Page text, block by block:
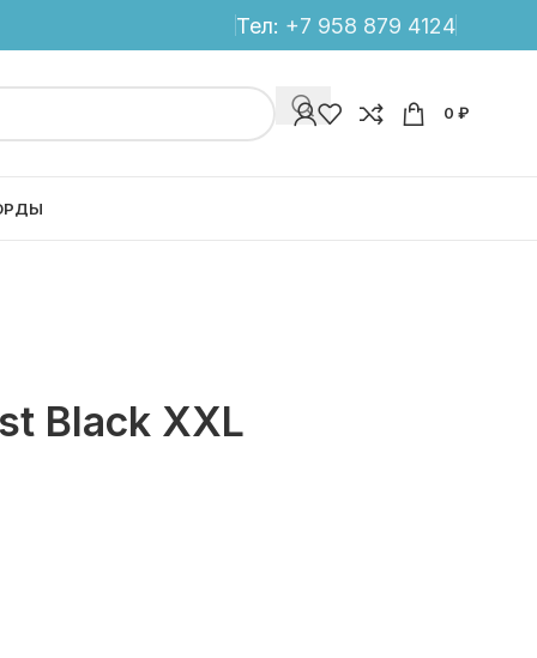
Тел: +7 958 879 4124
0 ₽
Black XXL